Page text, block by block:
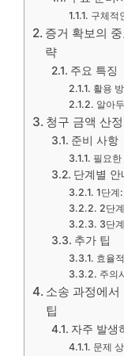
구체적
증거 확보의
략
주요 특징
활용
알아
청구 금액 산
준비 사항
필요한
단계별 안
1단계
2단
3단
추가 팁
효율
주의
소송 과정에
팁
자주 발생
문제